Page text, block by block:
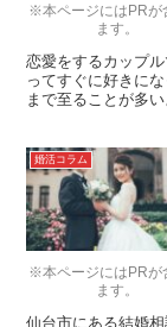
※本ページにはPRが
ます。
恋愛をするカップ
ってすぐに好きに
まで至ることが多
※本ページにはPRが
ます。
婚活コラム
仙台市にある結婚